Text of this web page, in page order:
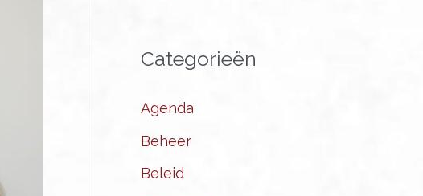
Categorieën
Agenda
Beheer
Beleid